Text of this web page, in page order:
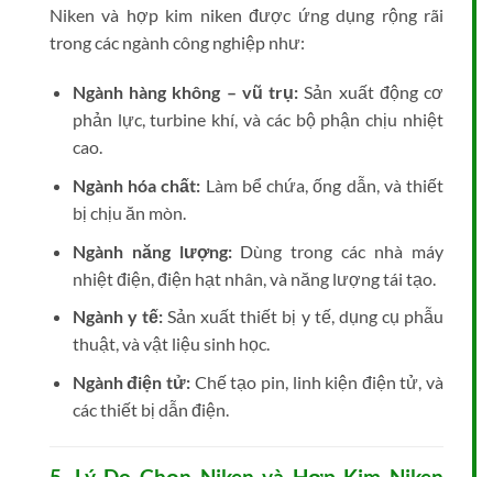
Niken và hợp kim niken được ứng dụng rộng rãi
trong các ngành công nghiệp như:
Ngành hàng không – vũ trụ: Sản xuất động cơ
phản lực, turbine khí, và các bộ phận chịu nhiệt
cao.
Ngành hóa chất: Làm bể chứa, ống dẫn, và thiết
bị chịu ăn mòn.
Ngành năng lượng:Dùng trong các nhà máy
nhiệt điện, điện hạt nhân, và năng lượng tái tạo.
Ngành y tế: Sản xuất thiết bị y tế, dụng cụ phẫu
thuật, và vật liệu sinh học.
Ngành điện tử: Chế tạo pin, linh kiện điện tử, và
các thiết bị dẫn điện.